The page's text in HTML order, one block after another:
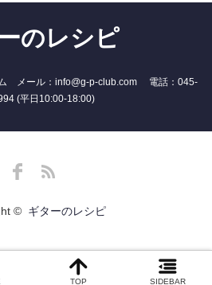
のレシピ
ム メール：info@g-p-club.com 電話：045-
(平日10:00-18:00)
TOP SIDEBAR
© ギターのレシピ